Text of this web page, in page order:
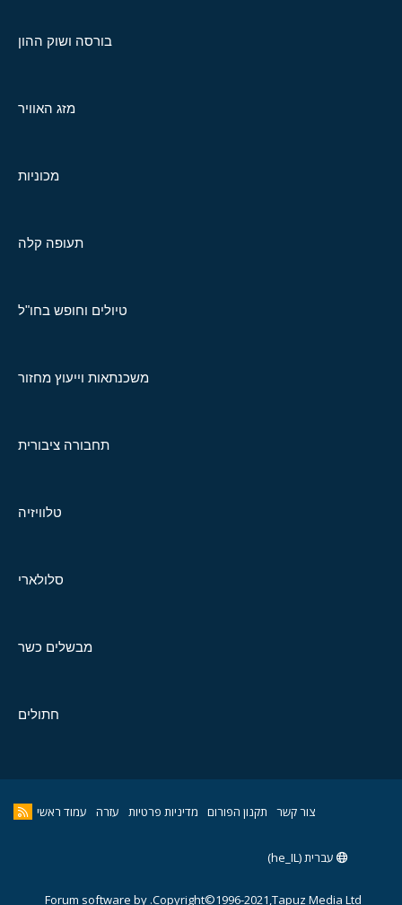
בורסה ושוק ההון
מזג האוויר
מכוניות
תעופה קלה
טיולים וחופש בחו"ל
משכנתאות וייעוץ מחזור
תחבורה ציבורית
טלוויזיה
סלולארי
מבשלים כשר
חתולים
צור קשר תקנון הפורום מדיניות פרטיות עזרה עמוד ראשי
עברית (he_IL)
Copyright©1996-2021,Tapuz Media Ltd.
Forum software by